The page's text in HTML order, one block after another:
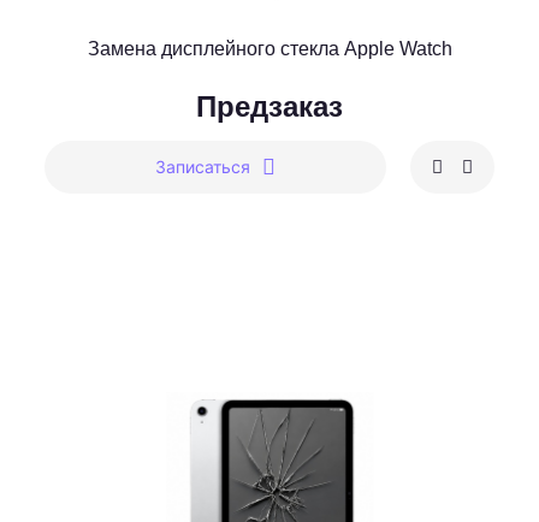
Замена дисплейного стекла Apple Watch
Предзаказ
Записаться